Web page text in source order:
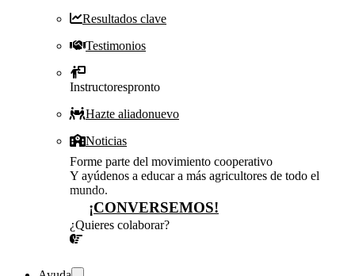
Resultados clave
Testimonios
Instructorespronto
Hazte aliadonuevo
Noticias
Forme parte del movimiento cooperativo
Y ayúdenos a educar a más agricultores de todo el
mundo.
¡CONVERSEMOS!
¿Quieres colaborar?